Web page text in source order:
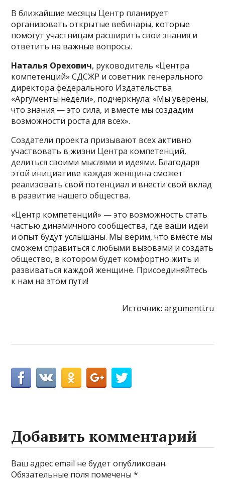
В ближайшие месяцы Центр планирует
организовать открытые вебинары, которые
помогут участницам расширить свои знания и
ответить на важные вопросы.
Наталья Орехович, руководитель «Центра
компетенций» СДСЖР и советник генерального
директора федерального Издательства
«Аргументы недели», подчеркнула: «Мы уверены,
что знания — это сила, и вместе мы создадим
возможности роста для всех».
Создатели проекта призывают всех активно
участвовать в жизни Центра компетенций,
делиться своими мыслями и идеями. Благодаря
этой инициативе каждая женщина сможет
реализовать свой потенциал и внести свой вклад
в развитие нашего общества.
«Центр компетенций» — это возможность стать
частью динамичного сообщества, где ваши идеи
и опыт будут услышаны. Мы верим, что вместе мы
сможем справиться с любыми вызовами и создать
общество, в котором будет комфортно жить и
развиваться каждой женщине. Присоединяйтесь
к нам на этом пути!
Источник: argumenti.ru
Добавить комментарий
Ваш адрес email не будет опубликован.
Обязательные поля помечены*